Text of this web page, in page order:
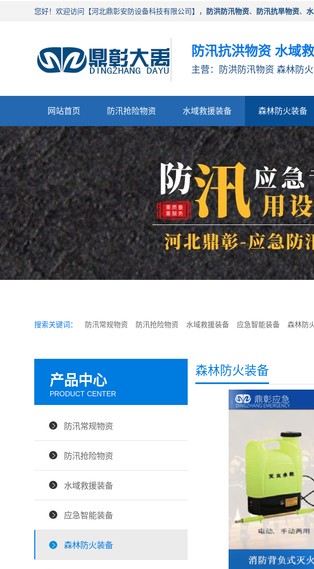
您好！欢迎访问【河北鼎彰安防设备科技有限公司】， 防洪防汛物资、 防汛抗旱物资、
防汛抗洪物资 水域
主营：防洪防汛物资 森林防
网站首页 防汛抢险物资 水域救援装备 森林防火装备
搜索关键词： 防汛常规物资 防汛抢险物资 水域救援装备 应急智能装备 森林防
产品中心
PRODUCT CENTER
防汛常规物资
防汛抢险物资
水域救援装备
应急智能装备
森林防火装备
森林防火装备